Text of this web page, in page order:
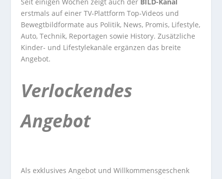
erstmals auf einer TV-Plattform Top-Videos und
Bewegtbildformate aus Politik, News, Promis, Lifestyle,
Auto, Technik, Reportagen sowie History. Zusätzliche
Kinder- und Lifestylekanäle ergänzen das breite
Angebot.
Verlockendes
Angebot
Als exklusives Angebot und Willkommensgeschenk